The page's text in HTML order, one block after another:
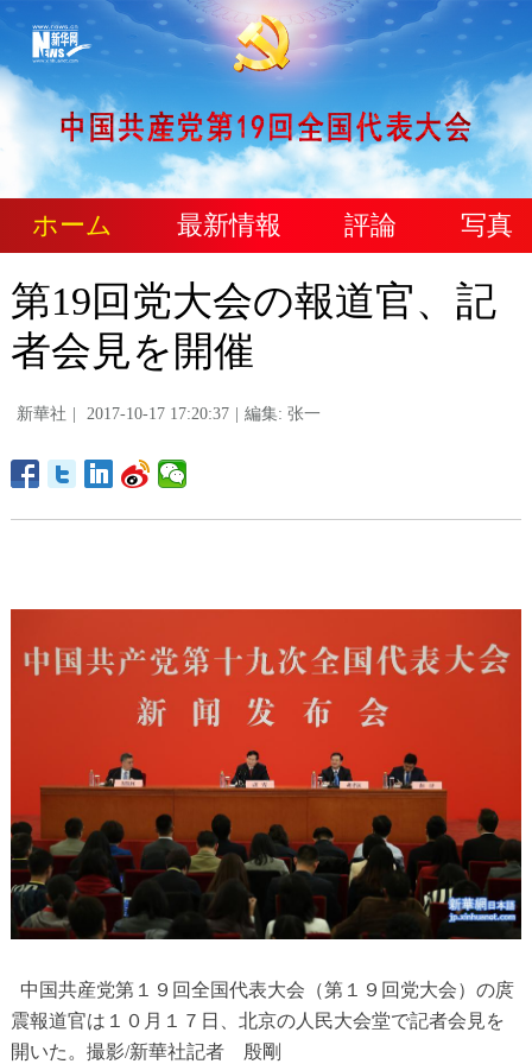
ホーム 最新情報 評論 写真
第19回党大会の報道官、記
者会見を開催
新華社 2017-10-17 17:20:37 編集: 张一
中国共産党第１９回全国代表大会（第１９回党大会）の庹
震報道官は１０月１７日、北京の人民大会堂で記者会見を
開いた。撮影/新華社記者 殷剛